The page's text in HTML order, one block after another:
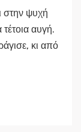
στην ψυχή
αυγή.
κι από